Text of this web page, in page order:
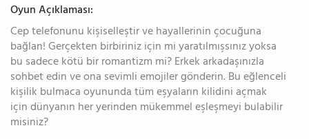
Oyun Açıklaması:
Cep telefonunu kişiselleştir ve hayallerinin çocuğuna
bağlan! Gerçekten birbiriniz için mi yaratılmışsınız yoksa
bu sadece kötü bir romantizm mi? Erkek arkadaşınızla
sohbet edin ve ona sevimli emojiler gönderin. Bu eğlenceli
kişilik bulmaca oyununda tüm eşyaların kilidini açmak
için dünyanın her yerinden mükemmel eşleşmeyi bulabilir
misiniz?